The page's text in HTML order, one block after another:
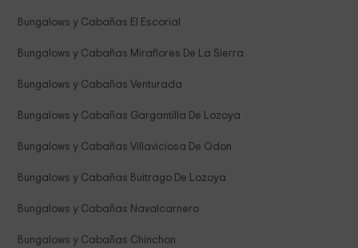
Bungalows y Cabañas El Escorial
Bungalows y Cabañas Miraflores De La Sierra
Bungalows y Cabañas Venturada
Bungalows y Cabañas Gargantilla De Lozoya
Bungalows y Cabañas Villaviciosa De Odon
Bungalows y Cabañas Buitrago De Lozoya
Bungalows y Cabañas Navalcarnero
Bungalows y Cabañas Chinchon